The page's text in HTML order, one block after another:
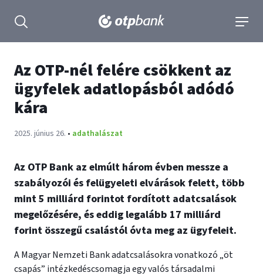
Keresés kinyitása
Az OTP-nél felére csökkent az
ügyfelek adatlopásból adódó
kára
Publikálva:
2025. június 26. • adathalászat
Az OTP Bank az elmúlt három évben messze a
szabályozói és felügyeleti elvárások felett, több
mint 5 milliárd forintot fordított adatcsalások
megelőzésére, és eddig legalább 17 milliárd
forint összegű csalástól óvta meg az ügyfeleit.
A Magyar Nemzeti Bank adatcsalásokra vonatkozó „öt
csapás” intézkedéscsomagja egy valós társadalmi